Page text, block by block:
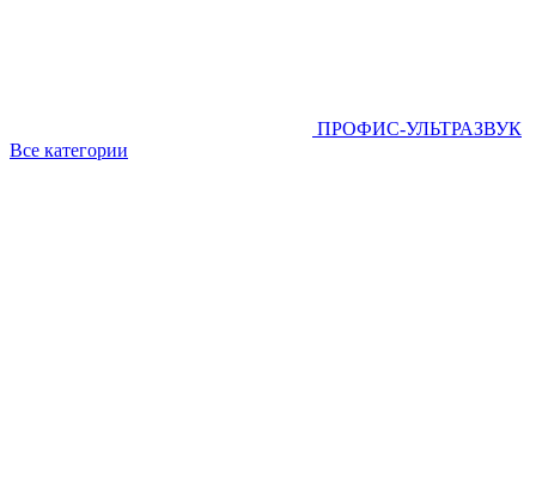
ПРОФИС-УЛЬТРАЗВУК
Все категории